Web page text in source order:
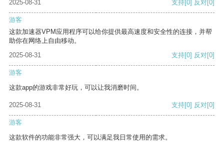
2025-08-31
支持[0] 反对[0]
游客
这款加速器VPM应用程序可以给你提供最高速度和安全性的连接，并帮
助你在网络上自由移动。
2025-08-31
支持[0] 反对[0]
游客
这款app的游戏非常好玩，可以让我消磨时间。
2025-08-31 支持[0] 反对[0]
游客
这款软件的功能非常强大，可以满足我日常使用的需求。